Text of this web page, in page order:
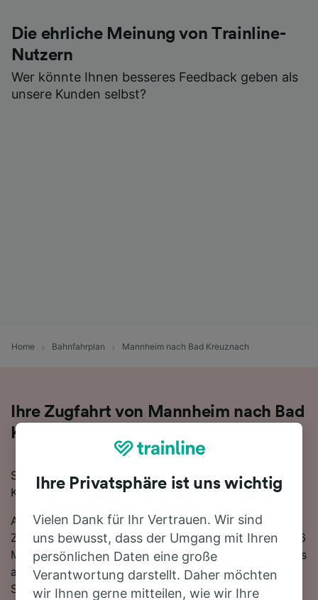
Die ehrliche Meinung von Trainline-
Nutzern
Wer könnte Ihnen besseres Feedback geben als
unsere Kunden selbst?
Home Bahnfahrplan Mannheim nach Bad Kreuznach
Ihre Zugfahrt von Mannheim nach Bad
Kreuznach
Sie planen eine Zugfahrt von Mannheim nach Bad
Kreuznach? Starten Sie jetzt Ihre Suche!
Auf der 59 km langen Strecke fahren in der Regel 57
Züge, die schnellste Reisezeit beträgt dabei 1 Stunde 6
Minuten. Sie müssen unterwegs 1-mal umsteigen, da es
auf dieser Route keine direkten Zugverbindungen gibt.
Sie können wahlweise einen DB- oder einen IC-Zug
Ihre Privatsphäre ist uns wichtig
Vielen Dank für Ihr Vertrauen. Wir sind
uns bewusst, dass der Umgang mit Ihren
persönlichen Daten eine große
Verantwortung darstellt. Daher möchten
wir Ihnen gerne mitteilen, wie wir Ihre